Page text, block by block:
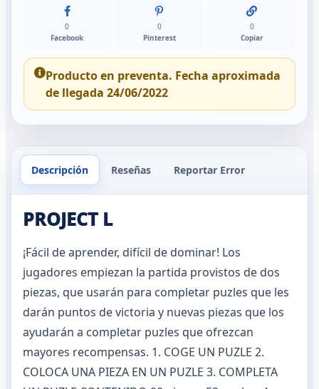
0
Facebook
0
Pinterest
0
Copiar
Producto en preventa. Fecha aproximada
de llegada 24/06/2022
Descripción Reseñas Reportar Error
PROJECT L
¡Fácil de aprender, difícil de dominar! Los
jugadores empiezan la partida provistos de dos
piezas, que usarán para completar puzles que les
darán puntos de victoria y nuevas piezas que los
ayudarán a completar puzles que ofrezcan
mayores recompensas. 1. COGE UN PUZLE 2.
COLOCA UNA PIEZA EN UN PUZLE 3. COMPLETA